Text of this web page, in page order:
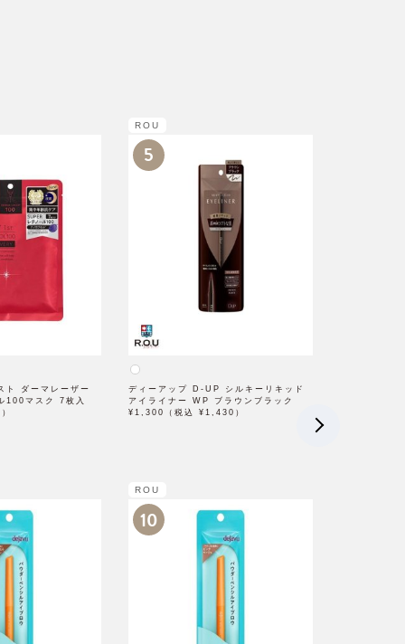
ト ダーマレーザー
100マスク 7枚入
ROU
5
ディーアップ D-UP シルキーリキッド
アイライナー WP ブラウンブラック
¥1,300（税込 ¥1,430）
ROU
10